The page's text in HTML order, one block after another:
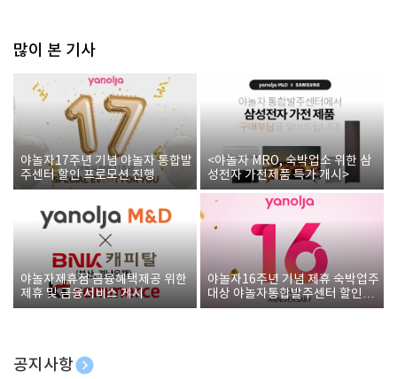
많이 본 기사
야놀자17주년 기념 야놀자 통합발
주센터 할인 프로모션 진행
<야놀자 MRO, 숙박업소 위한 삼
성전자 가전제품 특가 개시>
야놀자제휴점 금융혜택제공 위한
제휴 및 금융서비스 게시
야놀자16주년 기념 제휴 숙박업주
대상 야놀자통합발주센터 할인쿠
폰 증정
공지사항
[호텔업] 개인정보 처리방침 개정본1 (19.09.02)